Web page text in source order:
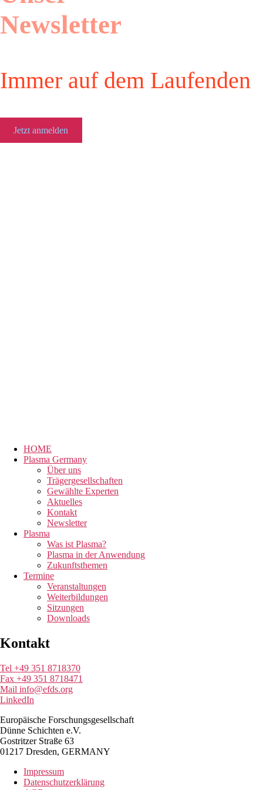
Newsletter
Immer auf dem Laufenden
Jetzt anmelden
HOME
Plasma Germany
Über uns
Trägergesellschaften
Gewählte Experten
Aktuelles
Kontakt
Newsletter
Plasma
Was ist Plasma?
Plasma in der Anwendung
Zukunftsthemen
Termine
Veranstaltungen
Weiterbildungen
Sitzungen
Downloads
Kontakt
Tel +49 351 8718370
Fax +49 351 8718471
Mail info@efds.org
LinkedIn
Europäische Forschungsgesellschaft
Dünne Schichten e.V.
Gostritzer Straße 63
01217 Dresden, GERMANY
Impressum
Datenschutzerklärung